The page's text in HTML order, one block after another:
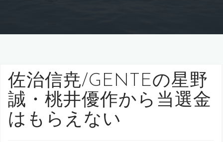
佐治信尭/GENTEの星野
誠・桃井優作から当選金
はもらえない